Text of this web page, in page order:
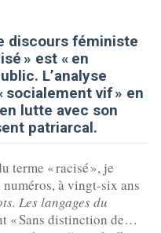
discours féministe
» est « en
L’analyse
socialement vif » en
lutte avec son
patriarcal.
terme « racisé », je
à vingt-six ans
Les langages du
« Sans distinction de…